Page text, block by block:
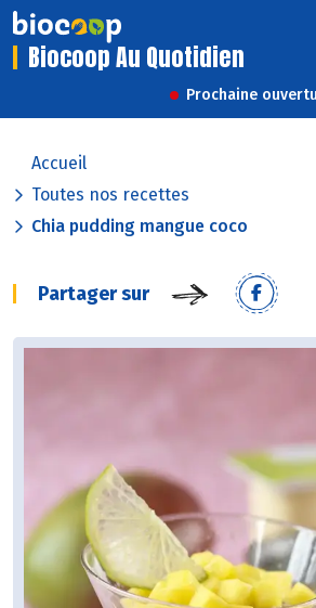
Biocoop Au Quotidien
Prochaine
Accueil
Toutes nos recettes
Chia pudding mangue coco
Partager sur